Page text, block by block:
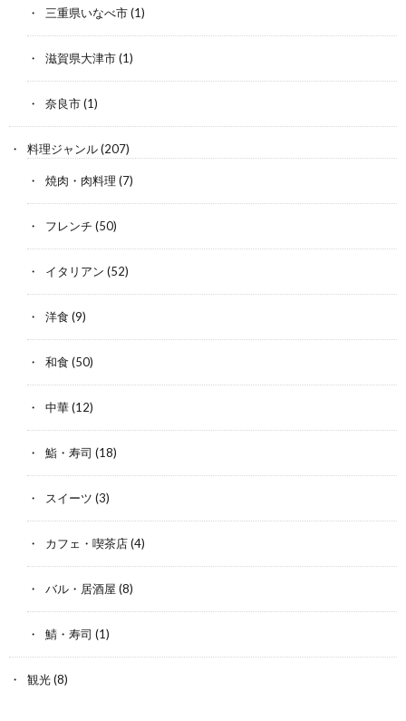
三重県いなべ市(1)
滋賀県大津市(1)
奈良市(1)
料理ジャンル(207)
焼肉・肉料理 (7)
フレンチ (50)
イタリアン (52)
洋食 (9)
和食 (50)
中華(12)
鮨・寿司 (18)
スイーツ (3)
カフェ・喫茶店(4)
バル・居酒屋 (8)
鯖・寿司 (1)
観光(8)